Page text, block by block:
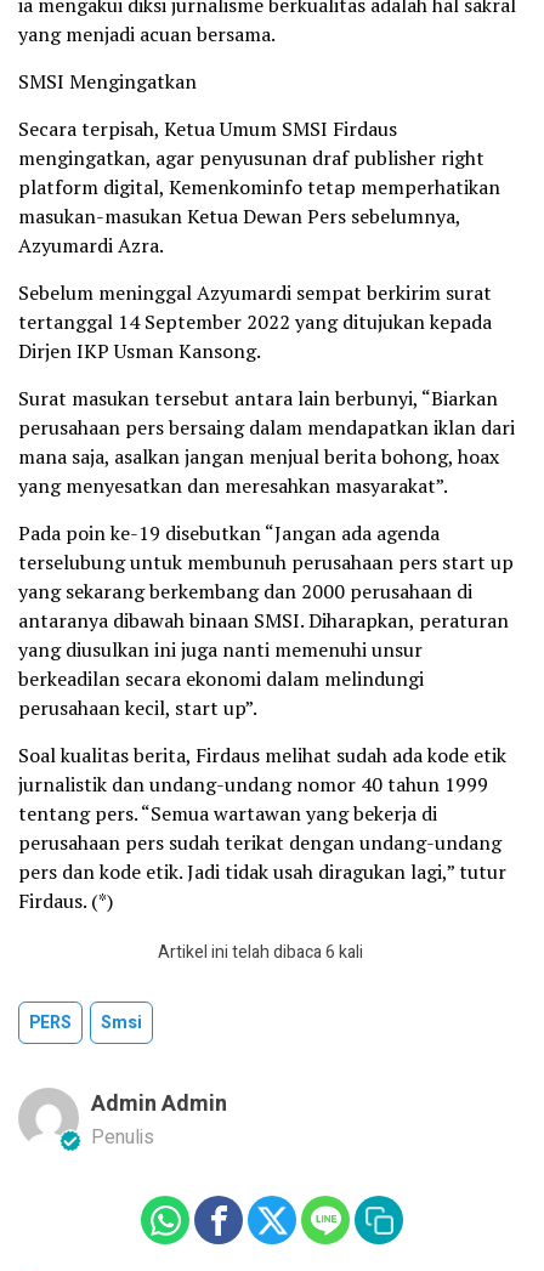
yang menjadi acuan bersama.
SMSI Mengingatkan
Secara terpisah, Ketua Umum SMSI Firdaus
mengingatkan, agar penyusunan draf publisher right
platform digital, Kemenkominfo tetap memperhatikan
masukan-masukan Ketua Dewan Pers sebelumnya,
Azyumardi Azra.
Sebelum meninggal Azyumardi sempat berkirim surat
tertanggal 14 September 2022 yang ditujukan kepada
Dirjen IKP Usman Kansong.
Surat masukan tersebut antara lain berbunyi, “Biarkan
perusahaan pers bersaing dalam mendapatkan iklan dari
mana saja, asalkan jangan menjual berita bohong, hoax
yang menyesatkan dan meresahkan masyarakat”.
Pada poin ke-19 disebutkan “Jangan ada agenda
terselubung untuk membunuh perusahaan pers start up
yang sekarang berkembang dan 2000 perusahaan di
antaranya dibawah binaan SMSI. Diharapkan, peraturan
yang diusulkan ini juga nanti memenuhi unsur
berkeadilan secara ekonomi dalam melindungi
perusahaan kecil, start up”.
Soal kualitas berita, Firdaus melihat sudah ada kode etik
jurnalistik dan undang-undang nomor 40 tahun 1999
tentang pers. “Semua wartawan yang bekerja di
perusahaan pers sudah terikat dengan undang-undang
pers dan kode etik. Jadi tidak usah diragukan lagi,” tutur
Firdaus. (*)
Artikel ini telah dibaca 6 kali
PERS Smsi
Admin Admin
Penulis